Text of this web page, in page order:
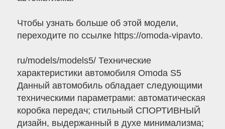
Чтобы узнать больше об этой модели,
переходите по ссылке https://omoda-vipavto.
ru/models/models5/ Технические
характеристики автомобиля Omoda S5
Данный автомобиль обладает следующими
техническими параметрами: автоматическая
коробка передач; стильный СПОРТИВНЫЙ
дизайн, выдержанный в духе минимализма;